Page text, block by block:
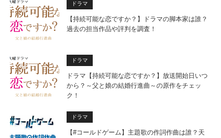
ドラマ
【持続可能な恋ですか？】ドラマの脚本家は誰？
過去の担当作品や評判を調査！
ドラマ
ドラマ【持続可能な恋ですか？】放送開始日いつ
から？～父と娘の結婚行進曲～の原作をチェッ
ク！
ドラマ
【#コールドゲーム】主題歌の作詞作曲は誰？天